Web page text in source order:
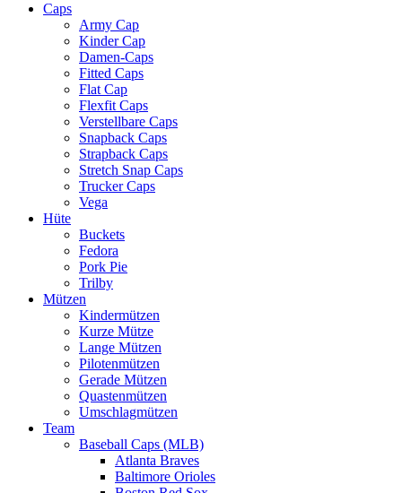
Caps
Army Cap
Kinder Cap
Damen-Caps
Fitted Caps
Flat Cap
Flexfit Caps
Verstellbare Caps
Snapback Caps
Strapback Caps
Stretch Snap Caps
Trucker Caps
Vega
Hüte
Buckets
Fedora
Pork Pie
Trilby
Mützen
Kindermützen
Kurze Mütze
Lange Mützen
Pilotenmützen
Gerade Mützen
Quastenmützen
Umschlagmützen
Team
Baseball Caps (MLB)
Atlanta Braves
Baltimore Orioles